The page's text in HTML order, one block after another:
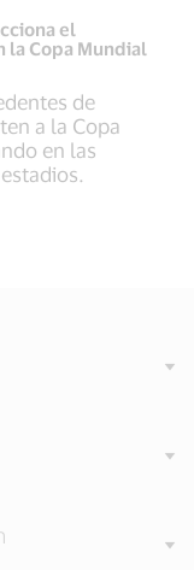
el
la Copa Mundial
de
a la Copa
en las